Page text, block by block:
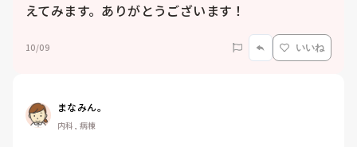
えてみます。ありがとうございます！
10/09 いいね
まなみん。
内科, 病棟